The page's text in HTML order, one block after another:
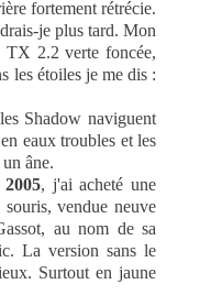
fortement rétrécie.
je plus tard. Mon
TX 2.2 verte foncée,
les étoiles je me dis :
Shadow naviguent
eaux troubles et les
âne.
, j'ai acheté une
vendue neuve
au nom de sa
La version sans le
Surtout en jaune